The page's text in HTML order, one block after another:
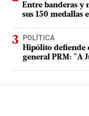
Entre banderas y
sus 150 medallas
POLÍTICA
Hipólito defiende
general PRM: "A